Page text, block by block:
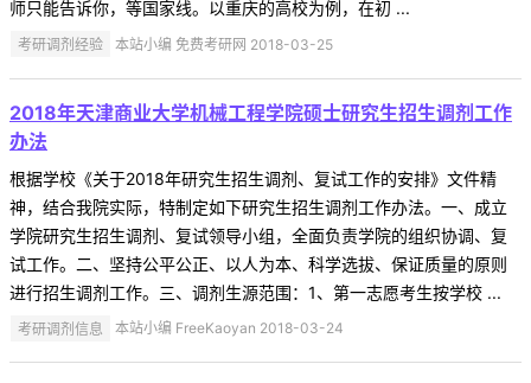
师只能告诉你，等国家线。以重庆的高校为例，在初 ...
考研调剂经验 本站小编 免费考研网 2018-03-25
2018年天津商业大学机械工程学院硕士研究生招生调剂工作
办法
根据学校《关于2018年研究生招生调剂、复试工作的安排》文件精
神，结合我院实际，特制定如下研究生招生调剂工作办法。一、成立
学院研究生招生调剂、复试领导小组，全面负责学院的组织协调、复
试工作。二、坚持公平公正、以人为本、科学选拔、保证质量的原则
进行招生调剂工作。三、调剂生源范围：1、第一志愿考生按学校 ...
考研调剂信息 本站小编 FreeKaoyan 2018-03-24